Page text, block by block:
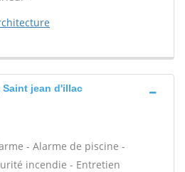
Saint jean d'illac
- Alarme de piscine -
incendie - Entretien